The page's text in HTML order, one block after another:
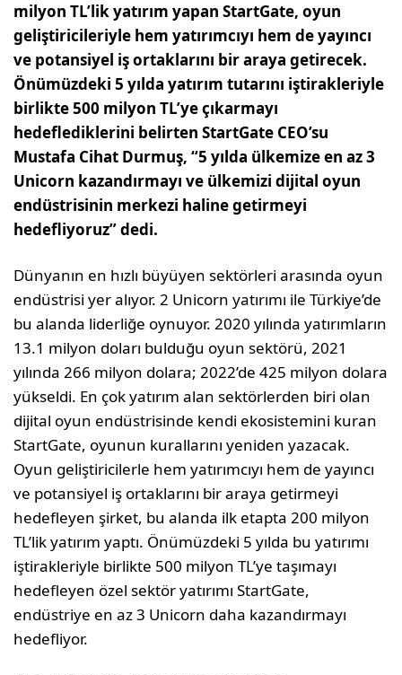
milyon TL’lik yatırım yapan StartGate, oyun
geliştiricileriyle hem yatırımcıyı hem de yayıncı
ve potansiyel iş ortaklarını bir araya getirecek.
Önümüzdeki 5 yılda yatırım tutarını iştirakleriyle
birlikte 500 milyon TL’ye çıkarmayı
hedeflediklerini belirten StartGate CEO’su
Mustafa Cihat Durmuş, “5 yılda ülkemize en az 3
Unicorn kazandırmayı ve ülkemizi dijital oyun
endüstrisinin merkezi haline getirmeyi
hedefliyoruz” dedi.
Dünyanın en hızlı büyüyen sektörleri arasında oyun
endüstrisi yer alıyor. 2 Unicorn yatırımı ile Türkiye’de
bu alanda liderliğe oynuyor. 2020 yılında yatırımların
13.1 milyon doları bulduğu oyun sektörü, 2021
yılında 266 milyon dolara; 2022’de 425 milyon dolara
yükseldi. En çok yatırım alan sektörlerden biri olan
dijital oyun endüstrisinde kendi ekosistemini kuran
StartGate, oyunun kurallarını yeniden yazacak.
Oyun geliştiricilerle hem yatırımcıyı hem de yayıncı
ve potansiyel iş ortaklarını bir araya getirmeyi
hedefleyen şirket, bu alanda ilk etapta 200 milyon
TL’lik yatırım yaptı. Önümüzdeki 5 yılda bu yatırımı
iştirakleriyle birlikte 500 milyon TL’ye taşımayı
hedefleyen özel sektör yatırımı StartGate,
endüstriye en az 3 Unicorn daha kazandırmayı
hedefliyor.